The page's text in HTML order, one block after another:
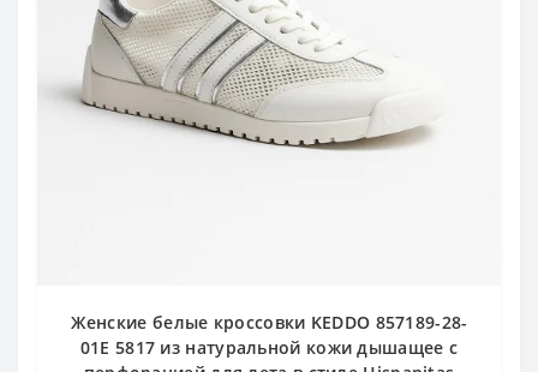
Женские белые кроссовки KEDDO 857189-28-
01E 5817 из натуральной кожи дышащее с